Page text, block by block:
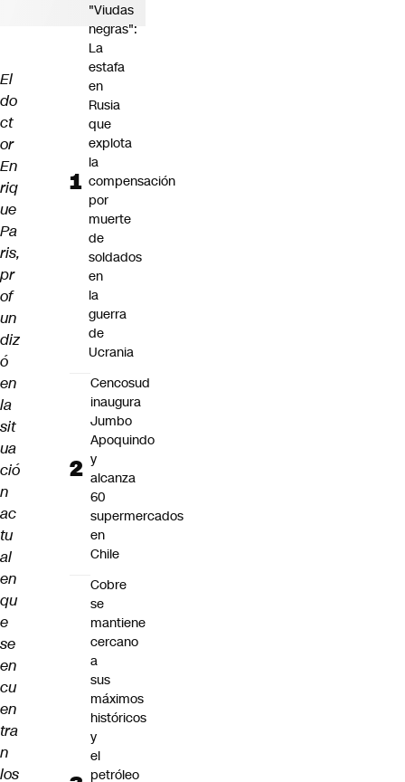
El
do
ct
or
En
riq
ue
Pa
ris,
pr
of
un
diz
ó
en
la
sit
ua
ció
n
ac
tu
al
en
qu
e
se
en
cu
en
tra
n
los
"Viudas
negras":
La
estafa
en
Rusia
que
explota
la
compensación
por
muerte
de
soldados
en
la
guerra
de
Ucrania
Cencosud
inaugura
Jumbo
Apoquindo
y
alcanza
60
supermercados
en
Chile
Cobre
se
mantiene
cercano
a
sus
máximos
históricos
y
el
petróleo